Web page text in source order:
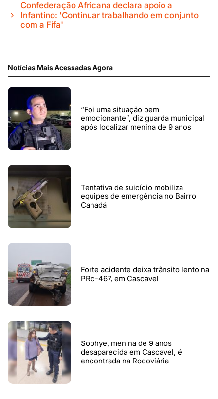
Confederação Africana declara apoio a
Infantino: 'Continuar trabalhando em conjunto
com a Fifa'
Notícias Mais Acessadas Agora
“Foi uma situação bem
emocionante”, diz guarda municipal
após localizar menina de 9 anos
Tentativa de suicídio mobiliza
equipes de emergência no Bairro
Canadá
Forte acidente deixa trânsito lento na
PRc-467, em Cascavel
Sophye, menina de 9 anos
desaparecida em Cascavel, é
encontrada na Rodoviária